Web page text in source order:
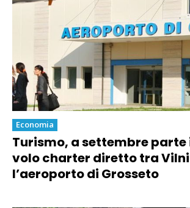
Economia
Turismo, a settembre parte
volo charter diretto tra
l’aeroporto di Grosseto